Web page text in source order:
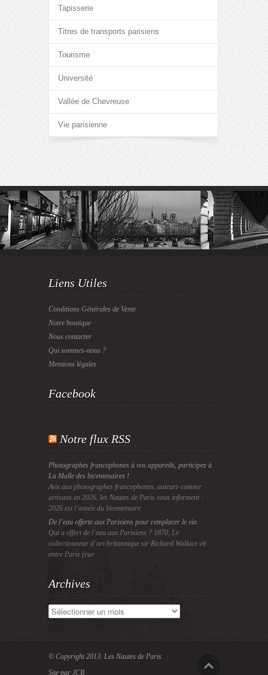
Tapisserie
Titres de transports parisiens
Tourisme
Université
Vallée de Chevreuse
Vie parisienne
Liens Utiles
Conditions Générales de Vente
Notre boutique
Nous contacter
Qui sommes-nous ?
Mentions légales
Facebook
Notre flux RSS
Photographes francophones à vos appareils, participez à
La Malle des bicentenaires !
Avis aux photographes francophones, auteurs comme
artisans en 2026, les Nautes de Paris vous informent :
2026 est l’année du bicentenaire
De l’eau offerte aux Parisiens pour remplacer le vin
Qui a offert de l’eau aux Parisiens ? 1870, Le
collectionneur d’art britannique sir Richard Wallace vit
entre Paris (rue
Archives
Archives
© Copyright 2013. Les Nautes de Paris
Site par JCB